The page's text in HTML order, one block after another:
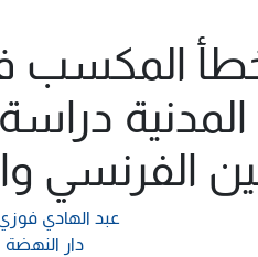
المكسب
الفرنسي
عبد الهادي
دار النهضة